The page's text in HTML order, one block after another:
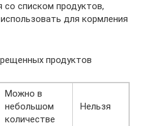
списком продуктов,
для кормления
продуктов
Можно в
небольшом
количестве
Нельзя